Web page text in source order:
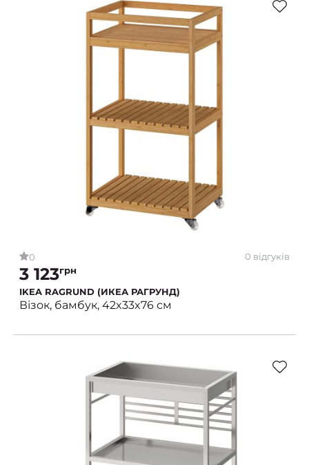
0 0 відгуків
3 123грн
IKEA RAGRUND (ИКЕА РАГРУНД)
Візок, бамбук, 42x33x76 см